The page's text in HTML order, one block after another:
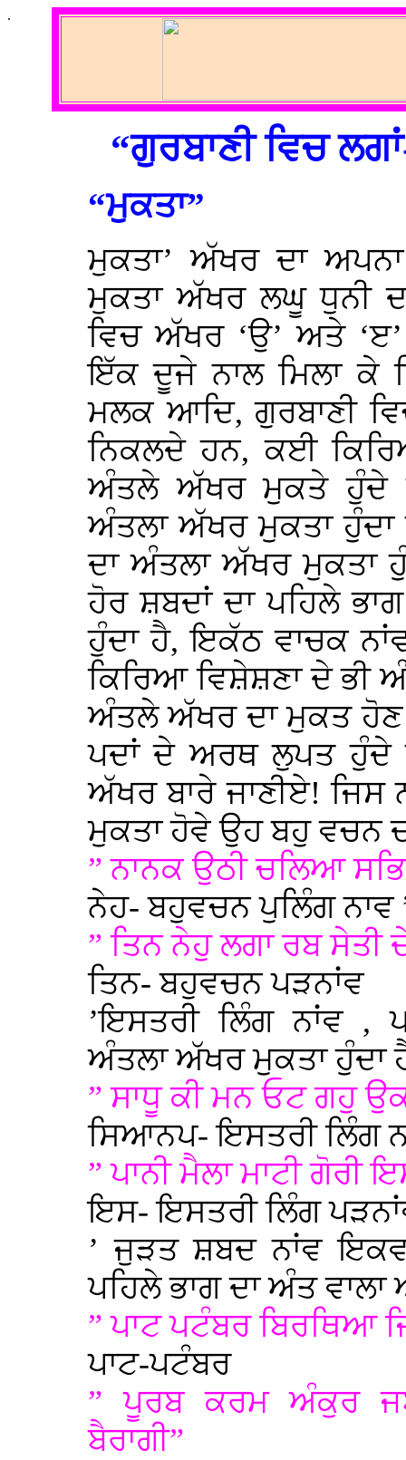
.
“ਗੁਰਬਾਣੀ ਵਿਚ
“ਮੁਕਤਾ”
ਮੁਕਤਾ’ ਅੱਖਰ ਦਾ
ਮੁਕਤਾ ਅੱਖਰ ਲਘੂ ਧੁਨੀ
ਵਿਚ ਅੱਖਰ ‘ਉ’ ਅਤੇ
ਇੱਕ ਦੂਜੇ ਨਾਲ ਮਿਲਾ ਕੇ
ਮਲਕ ਆਦਿ, ਗੁਰਬਾਣੀ
ਨਿਕਲਦੇ ਹਨ, ਕਈ
ਅੰਤਲੇ ਅੱਖਰ ਮੁਕਤੇ ਹੁੰਦੇ
ਅੰਤਲਾ ਅੱਖਰ ਮੁਕਤਾ ਹੁੰਦਾ
ਦਾ ਅੰਤਲਾ ਅੱਖਰ ਮੁਕਤਾ
ਹੋਰ ਸ਼ਬਦਾਂ ਦਾ ਪਹਿਲੇ
ਹੁੰਦਾ ਹੈ, ਇਕੱਠ ਵਾਚਕ
ਕਿਰਿਆ ਵਿਸ਼ੇਸ਼ਣਾ ਦੇ ਭੀ
ਅੰਤਲੇ ਅੱਖਰ ਦਾ ਮੁਕਤ ਹੋਣ
ਪਦਾਂ ਦੇ ਅਰਥ ਲੁਪਤ ਹੁੰਦੇ
ਅੱਖਰ ਬਾਰੇ ਜਾਣੀਏ! ਜਿਸ
ਮੁਕਤਾ ਹੋਵੇ ਉਹ ਬਹੁ ਵਚਨ
” ਨਾਨਕ ਉਠੀ ਚਲਿਆ
ਨੇਹ- ਬਹੁਵਚਨ ਪੁਲਿੰਗ ਨਾਵ
” ਤਿਨ ਨੇਹੁ ਲਗਾ ਰਬ ਸੇਤੀ
ਤਿਨ- ਬਹੁਵਚਨ ਪੜਨਾਂਵ
’ਇਸਤਰੀ ਲਿੰਗ ਨਾਂਵ ,
ਅੰਤਲਾ ਅੱਖਰ ਮੁਕਤਾ ਹੁੰਦਾ
” ਸਾਧੂ ਕੀ ਮਨ ਓਟ ਗਹੁ
ਸਿਆਨਪ- ਇਸਤਰੀ ਲਿੰਗ
” ਪਾਨੀ ਮੈਲਾ ਮਾਟੀ ਗੋਰੀ
ਇਸ- ਇਸਤਰੀ ਲਿੰਗ
’ ਜੁੜਤ ਸ਼ਬਦ ਨਾਂਵ
ਪਹਿਲੇ ਭਾਗ ਦਾ ਅੰਤ ਵਾਲਾ
” ਪਾਟ ਪਟੰਬਰ ਬਿਰਥਿਆ
ਪਾਟ-ਪਟੰਬਰ
” ਪੂਰਬ ਕਰਮ ਅੰਕੁਰ
ਬੈਰਾਗੀ”